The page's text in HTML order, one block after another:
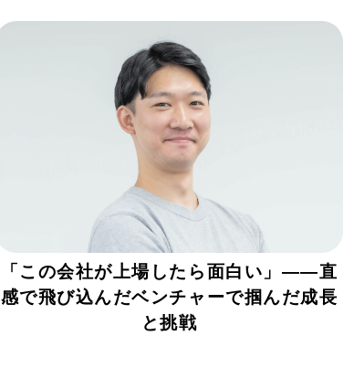
「この会社が上場したら面白い」――直
感で飛び込んだベンチャーで掴んだ成長
と挑戦